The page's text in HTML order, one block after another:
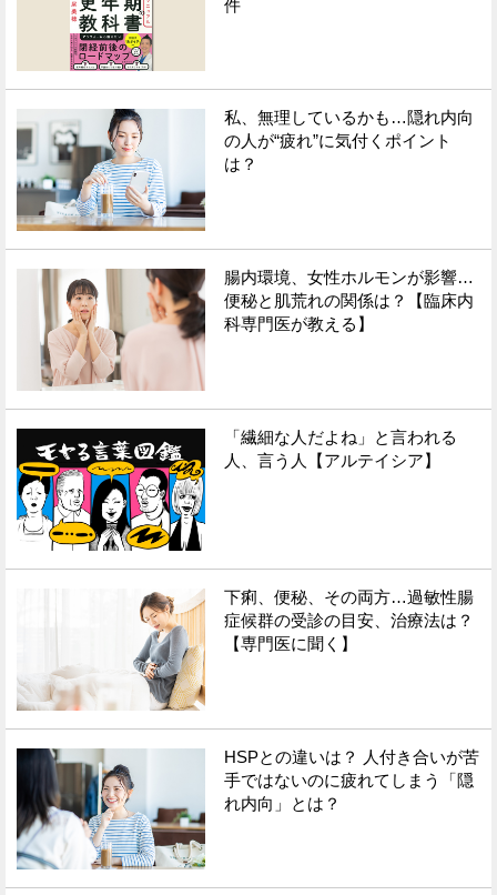
件
私、無理しているかも…隠れ内向
の人が“疲れ”に気付くポイント
は？
腸内環境、女性ホルモンが影響…
便秘と肌荒れの関係は？【臨床内
科専門医が教える】
「繊細な人だよね」と言われる
人、言う人【アルテイシア】
下痢、便秘、その両方…過敏性腸
症候群の受診の目安、治療法は？
【専門医に聞く】
HSPとの違いは？ 人付き合いが苦
手ではないのに疲れてしまう「隠
れ内向」とは？